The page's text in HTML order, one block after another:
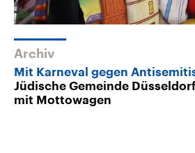
Archiv
Mit Karneval gegen
Jüdische Gemeinde
mit Mottowagen